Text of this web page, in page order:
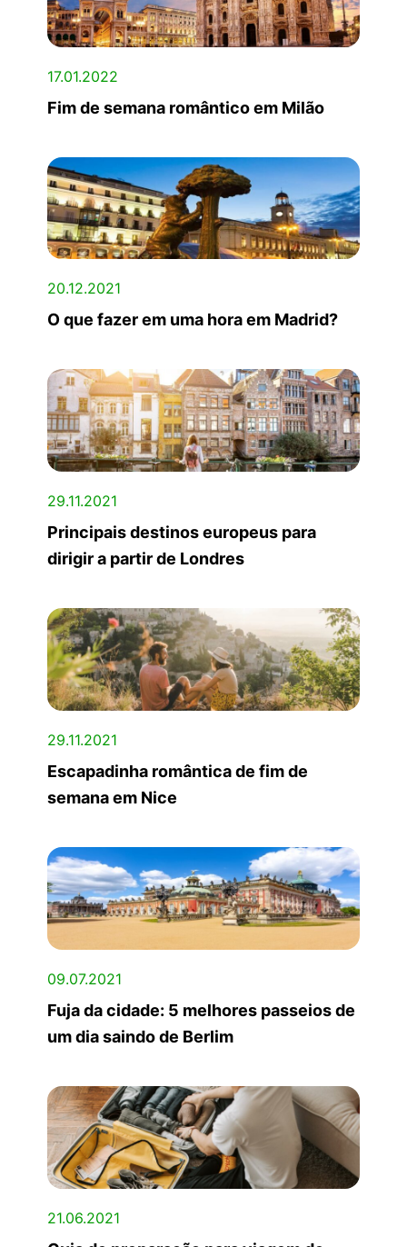
17.01.2022
Fim de semana romântico em Milão
20.12.2021
O que fazer em uma hora em Madrid?
29.11.2021
Principais destinos europeus para
dirigir a partir de Londres
29.11.2021
Escapadinha romântica de fim de
semana em Nice
09.07.2021
Fuja da cidade: 5 melhores passeios de
um dia saindo de Berlim
21.06.2021